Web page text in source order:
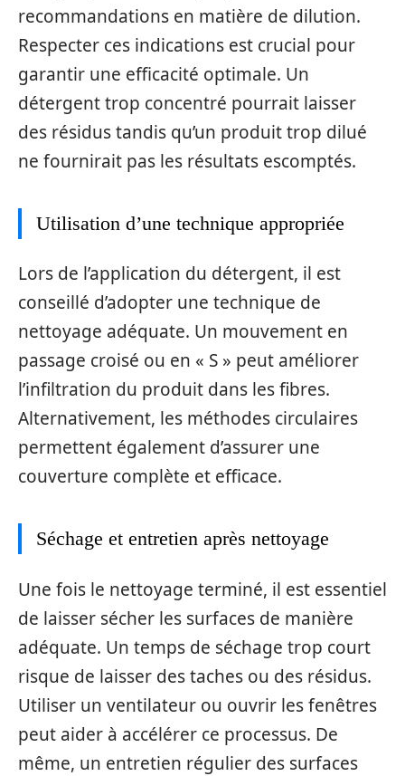
recommandations en matière de dilution.
Respecter ces indications est crucial pour
garantir une efficacité optimale. Un
détergent trop concentré pourrait laisser
des résidus tandis qu’un produit trop dilué
ne fournirait pas les résultats escomptés.
Utilisation d’une technique appropriée
Lors de l’application du détergent, il est
conseillé d’adopter une technique de
nettoyage adéquate. Un mouvement en
passage croisé ou en « S » peut améliorer
l’infiltration du produit dans les fibres.
Alternativement, les méthodes circulaires
permettent également d’assurer une
couverture complète et efficace.
Séchage et entretien après nettoyage
Une fois le nettoyage terminé, il est essentiel
de laisser sécher les surfaces de manière
adéquate. Un temps de séchage trop court
risque de laisser des taches ou des résidus.
Utiliser un ventilateur ou ouvrir les fenêtres
peut aider à accélérer ce processus. De
même, un entretien régulier des surfaces